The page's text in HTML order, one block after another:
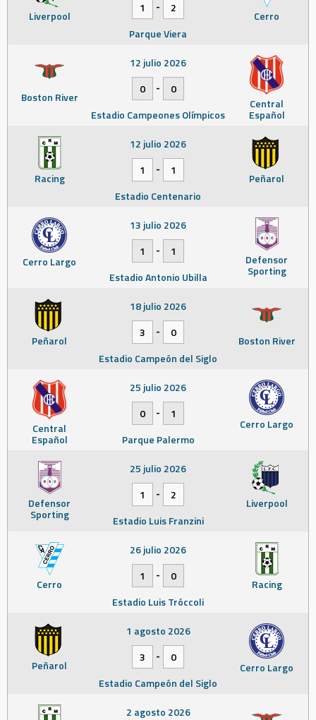
Liverpool Cerro
1
-
2
Parque Viera
Boston River Central
Español
12 julio 2026
0
-
0
Estadio Campeones Olímpicos
Racing Peñarol
12 julio 2026
1
-
1
Estadio Centenario
Cerro Largo Defensor
Sporting
13 julio 2026
1
-
1
Estadio Antonio Ubilla
Peñarol Boston River
18 julio 2026
3
-
0
Estadio Campeón del Siglo
Central
Español
Cerro Largo
25 julio 2026
0
-
1
Parque Palermo
Defensor
Sporting
Liverpool
25 julio 2026
1
-
2
Estadio Luis Franzini
Cerro Racing
26 julio 2026
1
-
0
Estadio Luis Tróccoli
Peñarol Cerro Largo
1 agosto 2026
3
-
0
Estadio Campeón del Siglo
2 agosto 2026